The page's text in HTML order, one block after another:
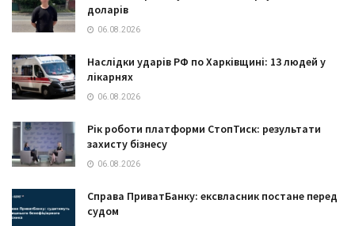
доларів
06.08.2026
Наслідки ударів РФ по Харківщині: 13 людей у
лікарнях
06.08.2026
Рік роботи платформи СтопТиск: результати
захисту бізнесу
06.08.2026
Справа ПриватБанку: ексвласник постане перед
судом